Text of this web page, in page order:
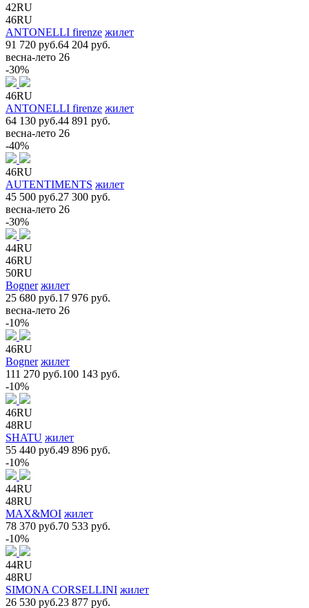
42RU
46RU
ANTONELLI firenze жилет
91 720 руб.64 204 руб.
весна-лето 26
-30%
46RU
ANTONELLI firenze жилет
64 130 руб.44 891 руб.
весна-лето 26
-40%
46RU
AUTENTIMENTS жилет
45 500 руб.27 300 руб.
весна-лето 26
-30%
44RU
46RU
50RU
Bogner жилет
25 680 руб.17 976 руб.
весна-лето 26
-10%
46RU
Bogner жилет
111 270 руб.100 143 руб.
-10%
46RU
48RU
SHATU жилет
55 440 руб.49 896 руб.
-10%
44RU
48RU
MAX&MOI жилет
78 370 руб.70 533 руб.
-10%
44RU
48RU
SIMONA CORSELLINI жилет
26 530 руб.23 877 руб.